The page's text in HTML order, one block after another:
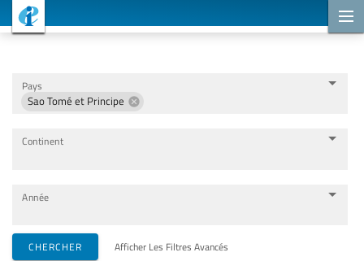
Pays
Sao Tomé et Principe
Continent
Année
Organisations de mise en œuvre
CHERCHER Afficher Les Filtres Avancés